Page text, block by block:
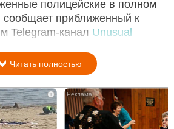
полицейские в полном
приближенный к
Telegram-канал Unusual
Читать полностью
i